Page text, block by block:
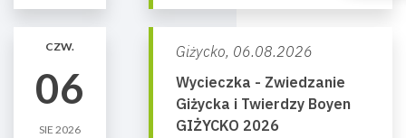
CZW.
06
SIE 2026
Giżycko, 06.08.2026
Wycieczka - Zwiedzanie
Giżycka i Twierdzy Boyen
GIŻYCKO 2026